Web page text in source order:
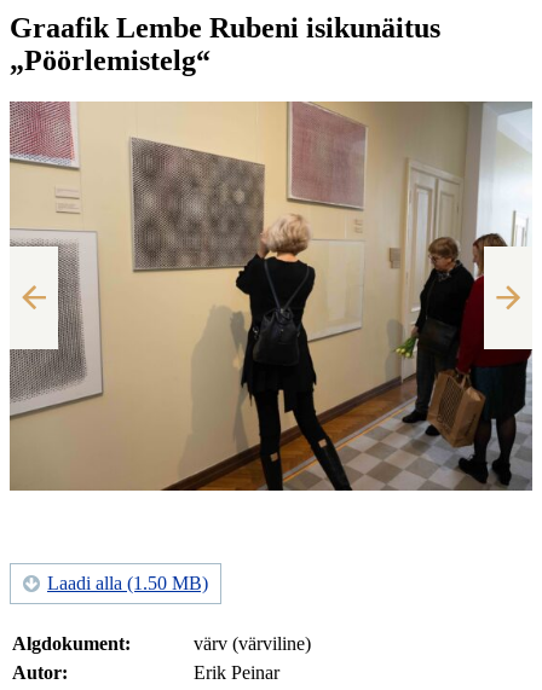
Graafik Lembe Rubeni isikunäitus
„Pöörlemistelg“
Laadi alla (1.50 MB)
Algdokument:
värv (värviline)
Autor:
Erik Peinar